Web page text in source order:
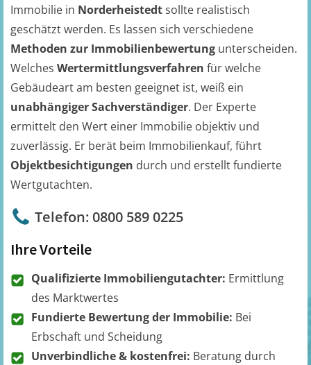
Immobilie in Norderheistedtsollte realistisch
geschätzt werden. Es lassen sich verschiedene
Methoden zur Immobilienbewertung unterscheiden.
Welches Wertermittlungsverfahren für welche
Gebäudeart am besten geeignet ist, weiß ein
unabhängiger Sachverständiger. Der Experte
ermittelt den Wert einer Immobilie objektiv und
zuverlässig. Er berät beim Immobilienkauf, führt
Objektbesichtigungen durch und erstellt fundierte
Wertgutachten.
Telefon: 0800 589 0225
Ihre Vorteile
Qualifizierte Immobiliengutachter: Ermittlung
des Marktwertes
Fundierte Bewertung der Immobilie: Bei
Erbschaft und Scheidung
Unverbindliche & kostenfrei: Beratung durch